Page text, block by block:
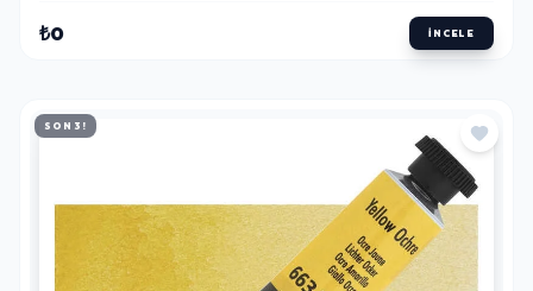
₺0 İNCELE
SON 3!